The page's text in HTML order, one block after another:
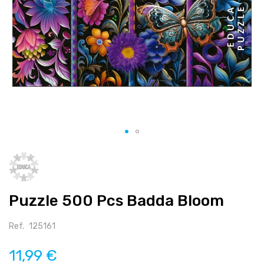
Puzzle 500 Pcs Badda Bloom
Ref. 125161
11,99 €
para
o
início
da
de